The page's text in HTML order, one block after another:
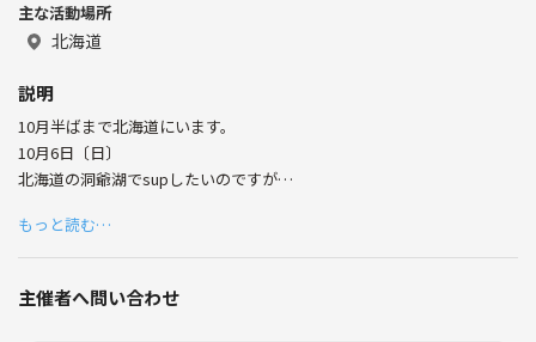
主な活動場所
北海道
説明
10月半ばまで北海道にいます。
10月6日〔日〕
北海道の洞爺湖でsupしたいのですが
どなたか一緒に参加してもらえませんか？
2年くらい前に一度参加したのみで
初心者です🔰
もっと読む…
主催者へ問い合わせ